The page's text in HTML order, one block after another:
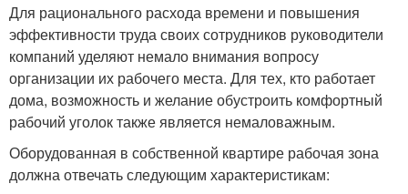
Для рационального расхода времени и повышения
эффективности труда своих сотрудников руководители
компаний уделяют немало внимания вопросу
организации их рабочего места. Для тех, кто работает
дома, возможность и желание обустроить комфортный
рабочий уголок также является немаловажным.
Оборудованная в собственной квартире рабочая зона
должна отвечать следующим характеристикам: